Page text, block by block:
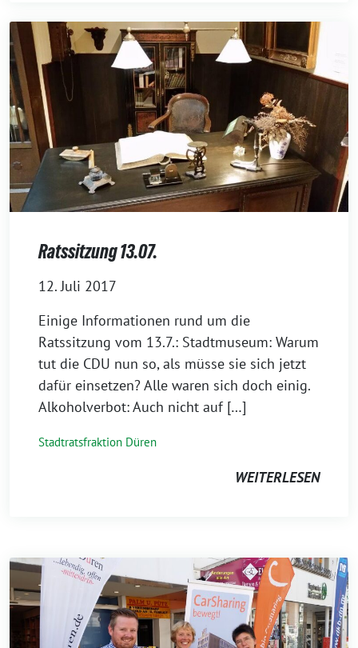
Ratssitzung 13.07.
12. Juli 2017
Einige Informationen rund um die
Ratssitzung vom 13.7.: Stadtmuseum: Warum
tut die CDU nun so, als müsse sie sich jetzt
dafür einsetzen? Alle waren sich doch einig.
Alkoholverbot: Auch nicht auf […]
Stadtratsfraktion Düren
WEITERLESEN